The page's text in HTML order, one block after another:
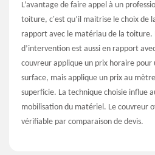
L’avantage de faire appel à un
toiture, c'est qu’il maitrise le choix de
rapport avec le matériau de la toiture.
d’intervention est aussi en rapport
couvreur applique un prix horaire pour
surface, mais applique un prix au
superficie. La technique choisie influe
mobilisation du matériel. Le couvreur
vérifiable par comparaison de devis.